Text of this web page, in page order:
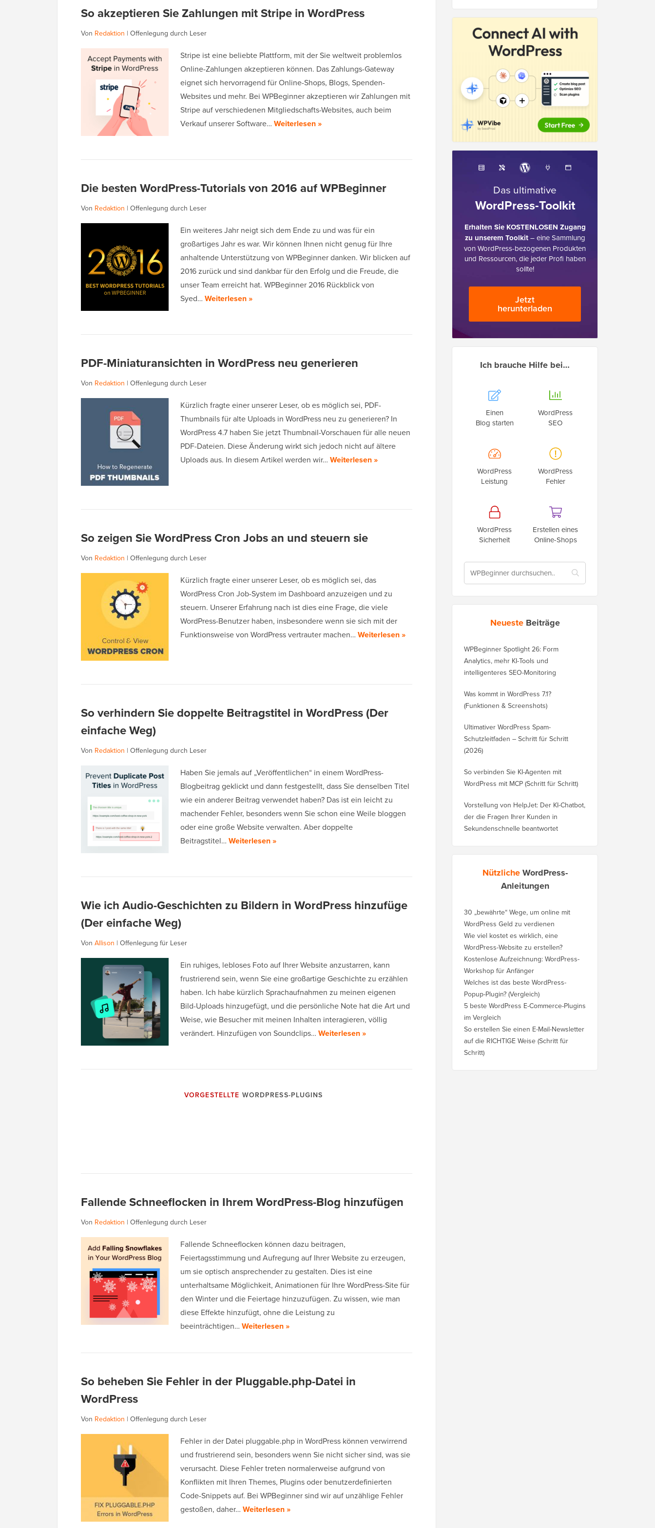
So akzeptieren Sie Zahlungen mit Stripe in WordPress
Von Redaktion | Offenlegung durch Leser
Stripe ist eine beliebte Plattform, mit der Sie weltweit problemlos
Online-Zahlungen akzeptieren können. Das Zahlungs-Gateway
eignet sich hervorragend für Online-Shops, Blogs, Spenden-
Websites und mehr. Bei WPBeginner akzeptieren wir Zahlungen mit
Stripe auf verschiedenen Mitgliedschafts-Websites, auch beim
Verkauf unserer Software… Weiterlesen »
Die besten WordPress-Tutorials von 2016 auf WPBeginner
Von Redaktion | Offenlegung durch Leser
Ein weiteres Jahr neigt sich dem Ende zu und was für ein
großartiges Jahr es war. Wir können Ihnen nicht genug für Ihre
anhaltende Unterstützung von WPBeginner danken. Wir blicken auf
2016 zurück und sind dankbar für den Erfolg und die Freude, die
unser Team erreicht hat. WPBeginner 2016 Rückblick von
Syed… Weiterlesen »
PDF-Miniaturansichten in WordPress neu generieren
Von Redaktion | Offenlegung durch Leser
Kürzlich fragte einer unserer Leser, ob es möglich sei, PDF-
Thumbnails für alte Uploads in WordPress neu zu generieren? In
WordPress 4.7 haben Sie jetzt Thumbnail-Vorschauen für alle neuen
PDF-Dateien. Diese Änderung wirkt sich jedoch nicht auf ältere
Uploads aus. In diesem Artikel werden wir… Weiterlesen »
So zeigen Sie WordPress Cron Jobs an und steuern sie
Von Redaktion | Offenlegung durch Leser
Kürzlich fragte einer unserer Leser, ob es möglich sei, das
WordPress Cron Job-System im Dashboard anzuzeigen und zu
steuern. Unserer Erfahrung nach ist dies eine Frage, die viele
WordPress-Benutzer haben, insbesondere wenn sie sich mit der
Funktionsweise von WordPress vertrauter machen… Weiterlesen »
So verhindern Sie doppelte Beitragstitel in WordPress (Der
einfache Weg)
Von Redaktion | Offenlegung durch Leser
Haben Sie jemals auf „Veröffentlichen“ in einem WordPress-
Blogbeitrag geklickt und dann festgestellt, dass Sie denselben Titel
wie ein anderer Beitrag verwendet haben? Das ist ein leicht zu
machender Fehler, besonders wenn Sie schon eine Weile bloggen
oder eine große Website verwalten. Aber doppelte
Beitragstitel… Weiterlesen »
Wie ich Audio-Geschichten zu Bildern in WordPress hinzufüge
(Der einfache Weg)
Von Allison | Offenlegung für Leser
Ein ruhiges, lebloses Foto auf Ihrer Website anzustarren, kann
frustrierend sein, wenn Sie eine großartige Geschichte zu erzählen
haben. Ich habe kürzlich Sprachaufnahmen zu meinen eigenen
Bild-Uploads hinzugefügt, und die persönliche Note hat die Art und
Weise, wie Besucher mit meinen Inhalten interagieren, völlig
verändert. Hinzufügen von Soundclips… Weiterlesen »
VORGESTELLTE WORDPRESS-PLUGINS
Fallende Schneeflocken in Ihrem WordPress-Blog hinzufügen
Von Redaktion | Offenlegung durch Leser
Fallende Schneeflocken können dazu beitragen,
Feiertagsstimmung und Aufregung auf Ihrer Website zu erzeugen,
um sie optisch ansprechender zu gestalten. Dies ist eine
unterhaltsame Möglichkeit, Animationen für Ihre WordPress-Site für
den Winter und die Feiertage hinzuzufügen. Zu wissen, wie man
diese Effekte hinzufügt, ohne die Leistung zu
beeinträchtigen… Weiterlesen »
So beheben Sie Fehler in der Pluggable.php-Datei in
WordPress
Von Redaktion | Offenlegung durch Leser
Fehler in der Datei pluggable.php in WordPress können verwirrend
und frustrierend sein, besonders wenn Sie nicht sicher sind, was sie
verursacht. Diese Fehler treten normalerweise aufgrund von
Konflikten mit Ihren Themes, Plugins oder benutzerdefinierten
Code-Snippets auf. Bei WPBeginner sind wir auf unzählige Fehler
gestoßen, daher… Weiterlesen »
Das ultimative
WordPress-Toolkit
Erhalten Sie KOSTENLOSEN Zugang
zu unserem Toolkit– eine Sammlung
von WordPress-bezogenen Produkten
und Ressourcen, die jeder Profi haben
sollte!
Jetzt
herunterladen
Ich brauche Hilfe bei…
Einen
Blog starten
WordPress
SEO
WordPress
Leistung
WordPress
Fehler
WordPress
Sicherheit
Erstellen eines
Online-Shops
Neueste Beiträge
WPBeginner Spotlight 26: Form
Analytics, mehr KI-Tools und
intelligenteres SEO-Monitoring
Was kommt in WordPress 7.1?
(Funktionen & Screenshots)
Ultimativer WordPress Spam-
Schutzleitfaden – Schritt für Schritt
(2026)
So verbinden Sie KI-Agenten mit
WordPress mit MCP (Schritt für Schritt)
Vorstellung von HelpJet: Der KI-Chatbot,
der die Fragen Ihrer Kunden in
Sekundenschnelle beantwortet
NützlicheWordPress-
Anleitungen
30 „bewährte“ Wege, um online mit
WordPress Geld zu verdienen
Wie viel kostet es wirklich, eine
WordPress-Website zu erstellen?
Kostenlose Aufzeichnung: WordPress-
Workshop für Anfänger
Welches ist das beste WordPress-
Popup-Plugin? (Vergleich)
5 beste WordPress E-Commerce-Plugins
im Vergleich
So erstellen Sie einen E-Mail-Newsletter
auf die RICHTIGE Weise (Schritt für
Schritt)